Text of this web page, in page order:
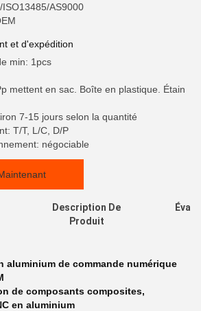
AS9000
et d'expédition
min: 1pcs
mettent en sac. Boîte en plastique. Étain
7-15 jours selon la quantité
T/T, L/C, D/P
négociable
Description De
Produit
aluminium de commande numérique
de composants composites,
en aluminium